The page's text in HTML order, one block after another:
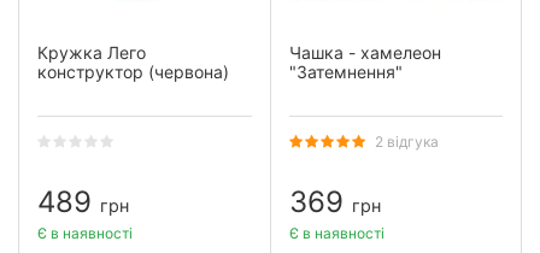
Кружка Лего
конструктор (червона)
489 грн
Є в наявності
Чашка - хамелеон
"Затемнення"
2 відгука
369 грн
Є в наявності